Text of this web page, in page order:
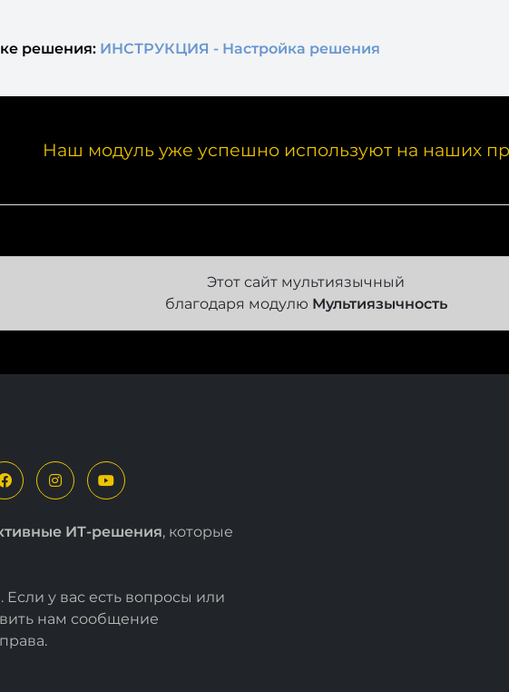
решения: ИНСТРУКЦИЯ - Настройка решения
Наш модуль уже успешно используют на наших
Этот сайт мультиязычный
благодаря модулю Мультиязычность
ИТ-решения, которые
у вас есть вопросы или
нам сообщение
.